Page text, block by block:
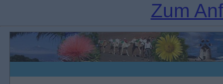
Zum